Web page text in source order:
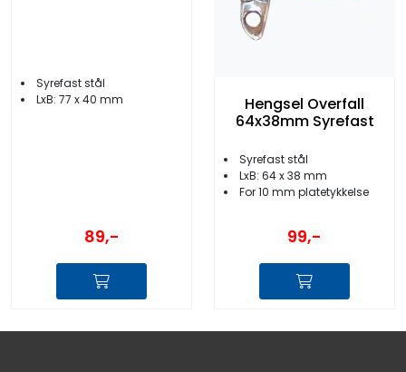
Syrefast stål
LxB: 77 x 40 mm
89,-
Hengsel Overfall
64x38mm Syrefast
Syrefast stål
LxB: 64 x 38 mm
For 10 mm platetykkelse
99,-